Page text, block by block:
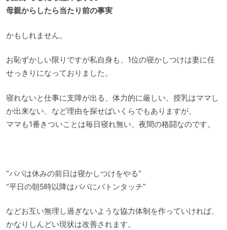
母親からしたら当たり前の事実
かもしれません。
お恥ずかしい限りですが私自身も、1位の寝かしつけは妻に任
せっきりになっておりました。
寝れないと仕事に支障が出る、体力的に厳しい、授乳はママし
か出来ない、など理由を探せばいくらでもありますが、
ママも1番きついことは毎日寝れ無い、夜間の格闘なのです。
“パパは休みの前日は寝かしつけをやる”
“平日の朝5時以降はパパにバトンタッチ”
などお互い無理し過ぎないような協力体制を作っていければ、
かなりしんどい現状は改善されます。